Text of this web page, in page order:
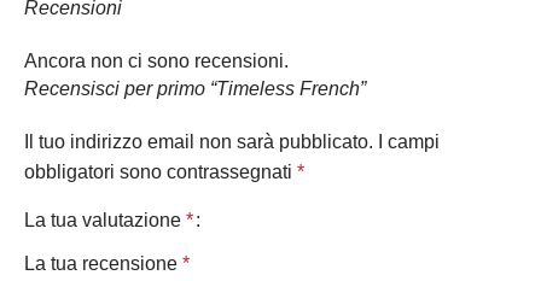
Recensioni
Ancora non ci sono recensioni.
Recensisci per primo “Timeless French”
Il tuo indirizzo email non sarà pubblicato.
I campi
obbligatori sono contrassegnati *
La tua valutazione *
La tua recensione *